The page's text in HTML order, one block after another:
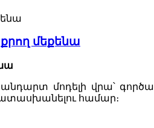
մեքենա
մոդելի վրա՝
համար։